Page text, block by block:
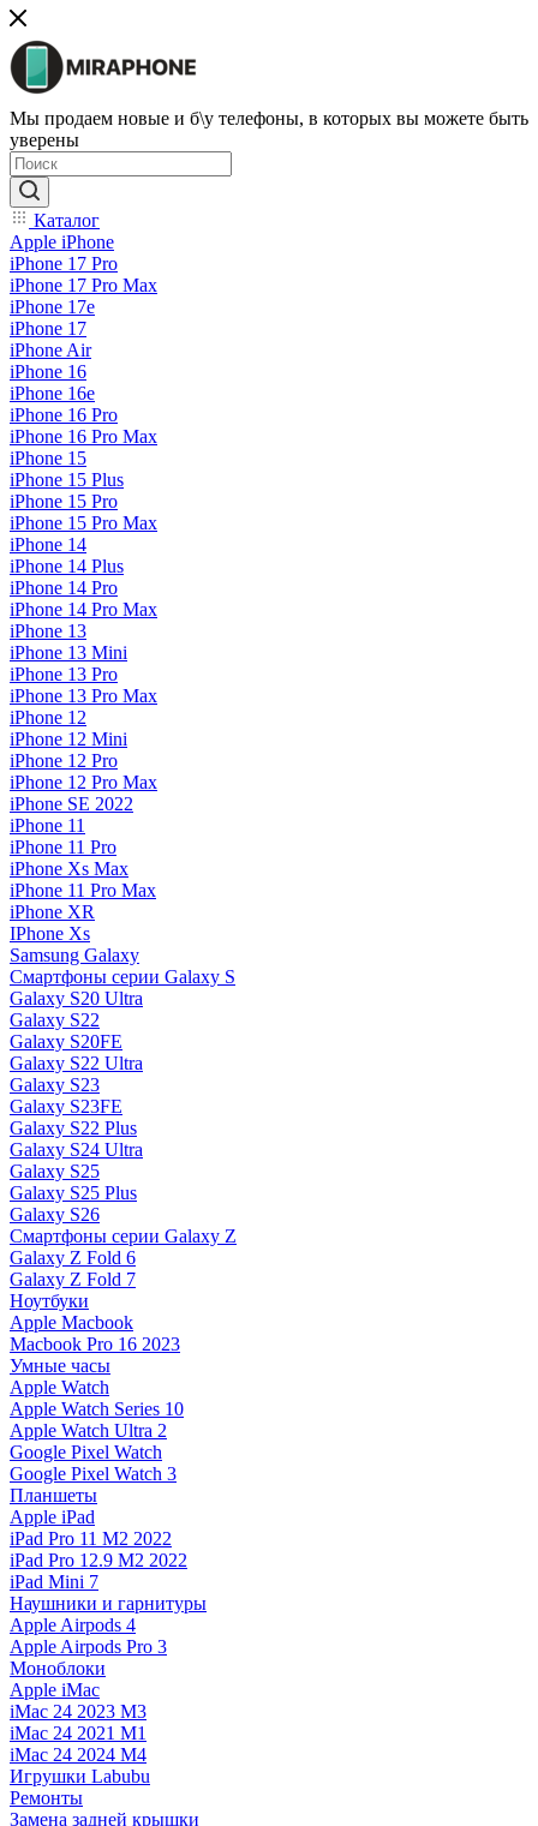
Мы продаем новые и б\у телефоны, в которых вы можете быть
уверены
Каталог
Apple iPhone
iPhone 17 Pro
iPhone 17 Pro Max
iPhone 17e
iPhone 17
iPhone Air
iPhone 16
iPhone 16e
iPhone 16 Pro
iPhone 16 Pro Max
iPhone 15
iPhone 15 Plus
iPhone 15 Pro
iPhone 15 Pro Max
iPhone 14
iPhone 14 Plus
iPhone 14 Pro
iPhone 14 Pro Max
iPhone 13
iPhone 13 Mini
iPhone 13 Pro
iPhone 13 Pro Max
iPhone 12
iPhone 12 Mini
iPhone 12 Pro
iPhone 12 Pro Max
iPhone SE 2022
iPhone 11
iPhone 11 Pro
iPhone Xs Max
iPhone 11 Pro Max
iPhone XR
IPhone Xs
Samsung Galaxy
Смартфоны серии Galaxy S
Galaxy S20 Ultra
Galaxy S22
Galaxy S20FE
Galaxy S22 Ultra
Galaxy S23
Galaxy S23FE
Galaxy S22 Plus
Galaxy S24 Ultra
Galaxy S25
Galaxy S25 Plus
Galaxy S26
Смартфоны серии Galaxy Z
Galaxy Z Fold 6
Galaxy Z Fold 7
Ноутбуки
Apple Macbook
Macbook Pro 16 2023
Умные часы
Apple Watch
Apple Watch Series 10
Apple Watch Ultra 2
Google Pixel Watch
Google Pixel Watch 3
Планшеты
Apple iPad
iPad Pro 11 M2 2022
iPad Pro 12.9 M2 2022
iPad Mini 7
Наушники и гарнитуры
Apple Airpods 4
Apple Airpods Pro 3
Моноблоки
Apple iMac
iMac 24 2023 M3
iMac 24 2021 M1
iMac 24 2024 M4
Игрушки Labubu
Ремонты
Замена задней крышки